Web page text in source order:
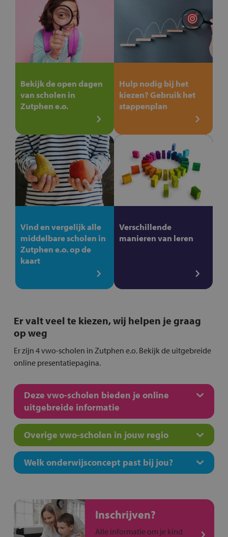
Bekijk de open dagen
van scholen in
Zutphen e.o.
Hulp nodig bij het
kiezen? Gebruik het
stappenplan
Vind en vergelijk alle
middelbare scholen in
Zutphen e.o. op de
kaart
Verschillende
manieren van leren
Er valt veel te kiezen, wij helpen je graag
op weg
Er zijn 4 vwo-scholen in Zutphen e.o. Bekijk de uitgebreide
online presentatiepagina.
Deze vwo-scholen bieden je online
uitgebreide informatie
Overige vwo-scholen in jouw regio
Welk onderwijsconcept past bij jou?
Inschrijven?
Alle informatie om je kind